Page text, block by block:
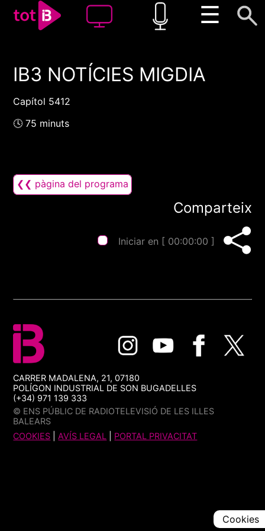
☰
00:00 00:00
IB3 NOTÍCIES MIGDIA
Capítol 5412
🕓 75 minuts
❮❮ pàgina del programa
Comparteix
Iniciar en [ 00:00:00 ]
CARRER MADALENA, 21, 07180
POLÍGON INDUSTRIAL DE SON BUGADELLES
(+34) 971 139 333
© ENS PÚBLIC DE RADIOTELEVISIÓ DE LES ILLES
BALEARS
COOKIES |AVÍS LEGAL PORTAL PRIVACITAT
Cookies